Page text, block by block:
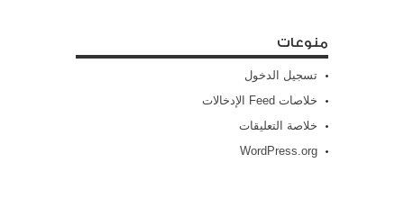
منوعات
تسجيل الدخول
خلاصات Feed الإدخالات
خلاصة التعليقات
WordPress.org